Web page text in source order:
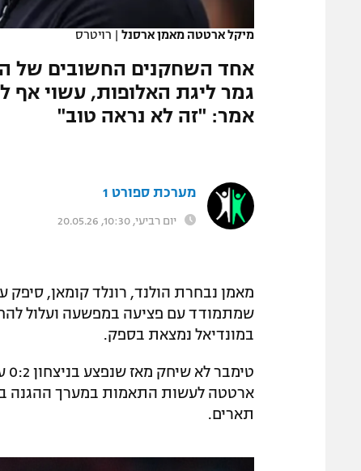
מיקל ארטטה מאמן ארסנל | רויטרס
אחד השחקנים החשובים של
גמר ליגת האלופות, עשוי
אמר: "זה לא נראה טוב"
מערכת ספורט 1
יום רביעי, 10:30, 20.05.26
מאמן נבחרת הולנד, רונלד קומאן, סיפק
שמתמודד עם פציעה במפשעה ועלול
במונדיאל נמצאת בספק.
ארטטה לעשות התאמות במערך ההגנה
תארים.